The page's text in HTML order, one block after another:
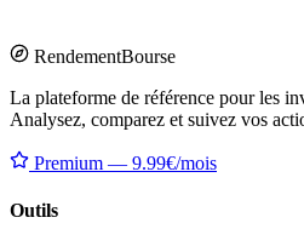
RendementBourse
La plateforme de référence pour les
Analysez, comparez et suivez vos
Premium — 9.99€/mois
Outils